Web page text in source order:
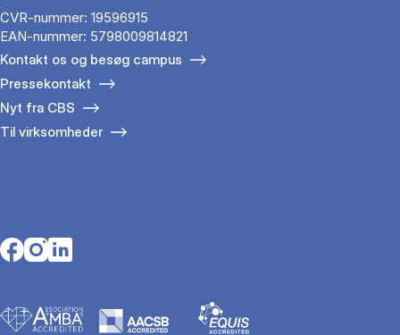
CVR-nummer: 19596915
EAN-nummer: 5798009814821
Kontakt os og besøg campus
Pressekontakt
Nyt fra CBS
Til virksomheder
Opens in a new tab
Opens in a new tab
Opens in a new tab